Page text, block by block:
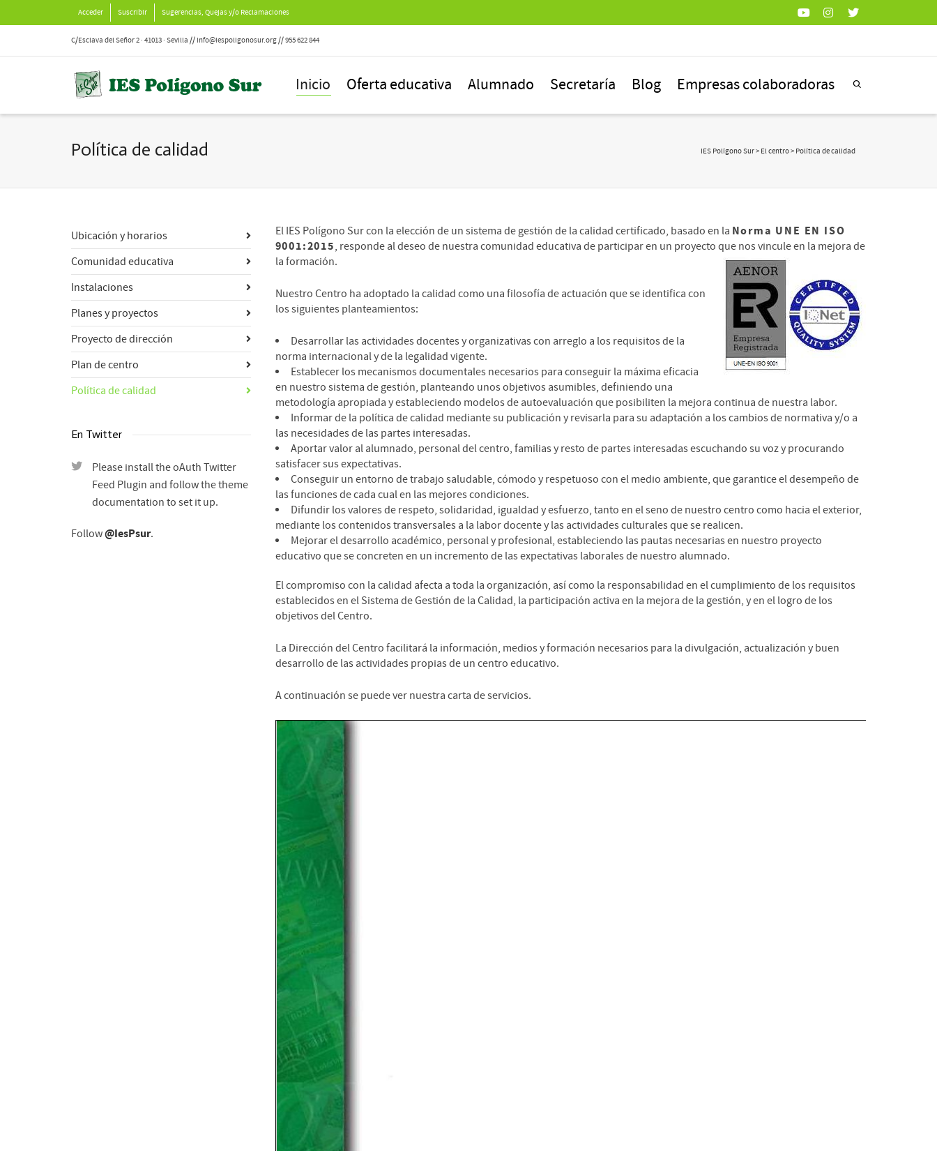
Acceder Suscribir Sugerencias, Quejas y/o Reclamaciones
C/Esclava del Señor 2 · 41013 · Sevilla // info@iespoligonosur.org // 955 622 844
Inicio Oferta educativa Alumnado Secretaría Blog Empresas colaboradoras
Política de calidad IES Polígono Sur> El centro> Política de calidad
El IES Polígono Sur con la elección de un sistema de gestión de la calidad certificado, basado en la Norma UNE EN ISO
9001:2015, responde al deseo de nuestra comunidad educativa de participar en un proyecto que nos vincule en la mejora de
la formación.
Nuestro Centro ha adoptado la calidad como una filosofía de actuación que se identifica con
los siguientes planteamientos:
Desarrollar las actividades docentes y organizativas con arreglo a los requisitos de la
norma internacional y de la legalidad vigente.
Establecer los mecanismos documentales necesarios para conseguir la máxima eficacia
en nuestro sistema de gestión, planteando unos objetivos asumibles, definiendo una
metodología apropiada y estableciendo modelos de autoevaluación que posibiliten la mejora continua de nuestra labor.
Informar de la política de calidad mediante su publicación y revisarla para su adaptación a los cambios de normativa y/o a
las necesidades de las partes interesadas.
Aportar valor al alumnado, personal del centro, familias y resto de partes interesadas escuchando su voz y procurando
satisfacer sus expectativas.
Conseguir un entorno de trabajo saludable, cómodo y respetuoso con el medio ambiente, que garantice el desempeño de
las funciones de cada cual en las mejores condiciones.
Difundir los valores de respeto, solidaridad, igualdad y esfuerzo, tanto en el seno de nuestro centro como hacia el exterior,
mediante los contenidos transversales a la labor docente y las actividades culturales que se realicen.
Mejorar el desarrollo académico, personal y profesional, estableciendo las pautas necesarias en nuestro proyecto
educativo que se concreten en un incremento de las expectativas laborales de nuestro alumnado.
El compromiso con la calidad afecta a toda la organización, así como la responsabilidad en el cumplimiento de los requisitos
establecidos en el Sistema de Gestión de la Calidad, la participación activa en la mejora de la gestión, y en el logro de los
objetivos del Centro.
La Dirección del Centro facilitará la información, medios y formación necesarios para la divulgación, actualización y buen
desarrollo de las actividades propias de un centro educativo.
A continuación se puede ver nuestra carta de servicios.
Ubicación y horarios
Comunidad educativa
Instalaciones
Planes y proyectos
Proyecto de dirección
Plan de centro
Política de calidad
En Twitter
Please install the oAuth Twitter
Feed Plugin and follow the theme
documentation to set it up.
Follow@IesPsur.